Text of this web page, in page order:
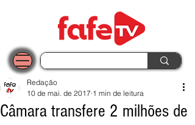
Câmara transfere 2 milhões de
Redação
10 de mai. de 2017 1 min de leitura